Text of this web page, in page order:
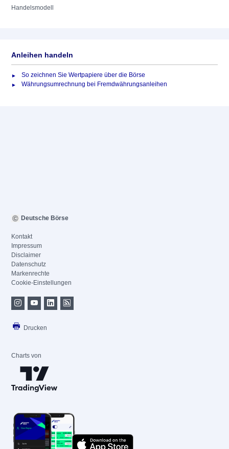
Handelsmodell
Anleihen handeln
So zeichnen Sie Wertpapiere über die Börse
Währungsumrechnung bei Fremdwährungsanleihen
Deutsche Börse
Kontakt
Impressum
Disclaimer
Datenschutz
Markenrechte
Cookie-Einstellungen
Drucken
Charts von